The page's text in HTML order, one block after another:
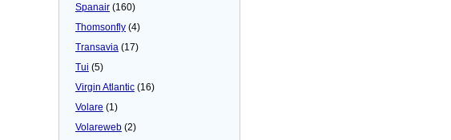
Spanair (160)
Thomsonfly (4)
Transavia (17)
Tui (5)
Virgin Atlantic (16)
Volare (1)
Volareweb (2)